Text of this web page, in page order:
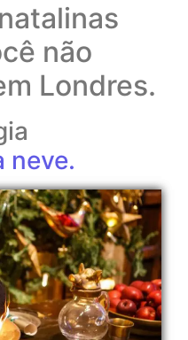
não
Londres.
neve.